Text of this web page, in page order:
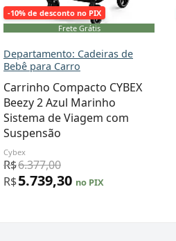
-10% de desconto no PIX
Frete Grátis
Departamento: Cadeiras de
Bebê para Carro
Carrinho Compacto CYBEX
Beezy 2 Azul Marinho
Sistema de Viagem com
Suspensão
Cybex
R$6.377,00
R$5.739,30 no PIX